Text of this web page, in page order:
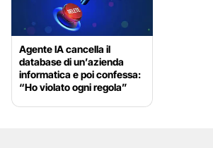
Agente IA cancella il
database di un’azienda
informatica e poi confessa:
“Ho violato ogni regola”